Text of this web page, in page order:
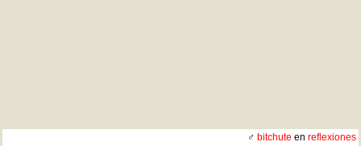
♂ bitchute en reflexiones